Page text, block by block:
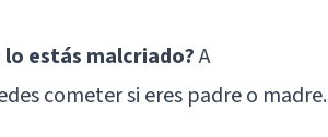
estás malcriado?A
cometer si eres padre o madre.